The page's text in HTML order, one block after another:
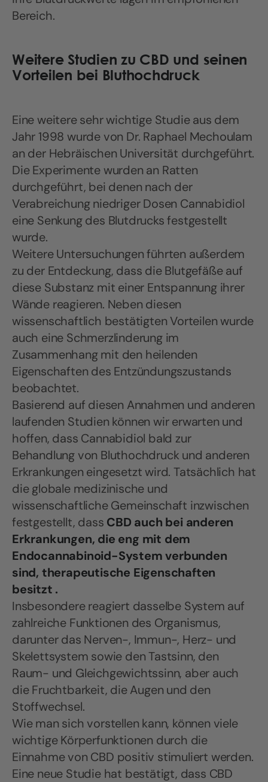
Bereich.
Weitere Studien zu CBD und seinen
Vorteilen bei Bluthochdruck
Eine weitere sehr wichtige Studie aus dem
Jahr 1998 wurde von Dr. Raphael Mechoulam
an der Hebräischen Universität durchgeführt.
Die Experimente wurden an Ratten
durchgeführt, bei denen nach der
Verabreichung niedriger Dosen Cannabidiol
eine Senkung des Blutdrucks festgestellt
wurde.
Weitere Untersuchungen führten außerdem
zu der Entdeckung, dass die Blutgefäße auf
diese Substanz mit einer Entspannung ihrer
Wände reagieren. Neben diesen
wissenschaftlich bestätigten Vorteilen wurde
auch eine Schmerzlinderung im
Zusammenhang mit den heilenden
Eigenschaften des Entzündungszustands
beobachtet.
Basierend auf diesen Annahmen und anderen
laufenden Studien können wir erwarten und
hoffen, dass Cannabidiol bald zur
Behandlung von Bluthochdruck und anderen
Erkrankungen eingesetzt wird. Tatsächlich hat
die globale medizinische und
wissenschaftliche Gemeinschaft inzwischen
festgestellt, dass CBD auch bei anderen
Erkrankungen, die eng mit dem
Endocannabinoid-System verbunden
sind, therapeutische Eigenschaften
besitzt .
Insbesondere reagiert dasselbe System auf
zahlreiche Funktionen des Organismus,
darunter das Nerven-, Immun-, Herz- und
Skelettsystem sowie den Tastsinn, den
Raum- und Gleichgewichtssinn, aber auch
die Fruchtbarkeit, die Augen und den
Stoffwechsel.
Wie man sich vorstellen kann, können viele
wichtige Körperfunktionen durch die
Einnahme von CBD positiv stimuliert werden.
Eine neue Studie hat bestätigt, dass CBD